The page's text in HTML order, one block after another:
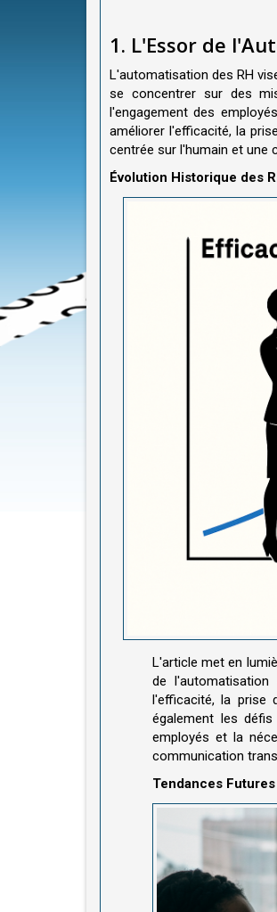
1. L'Essor de
L'automatisation des RH
se concentrer sur des
l'engagement des employés.
améliorer l'efficacité, la
centrée sur l'humain et une
Évolution Historique des
L'article met en
de
l'efficacité, la prise
également les
employés et la
communication
Tendances